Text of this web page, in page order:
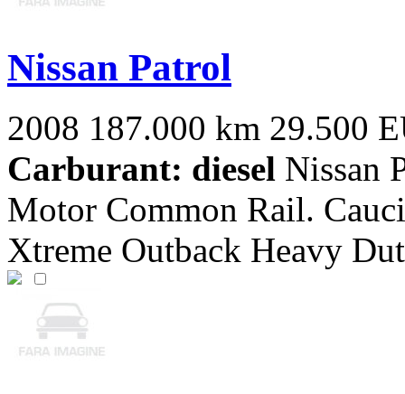
Nissan Patrol
2008 187.000 km 29.500
Carburant: diesel Nissan
Motor Common Rail.
Xtreme Outback Heavy